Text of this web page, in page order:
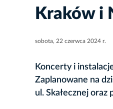
Kraków i
sobota, 22 czerwca 2024 r.
Koncerty i
Zaplanowane na
ul. Skałecznej